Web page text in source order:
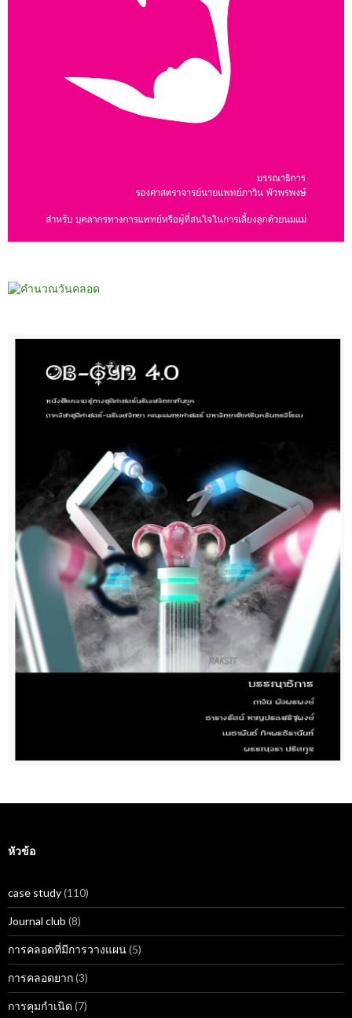
หัวข้อ
case study(110)
Journal club (8)
การคลอดที่มีการวางแผน(5)
การคลอดยาก(3)
การคุมกำเนิด (7)